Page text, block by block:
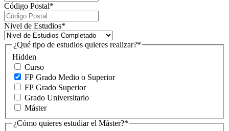
Código Postal*
Nivel de Estudios*
Hidden
¿Qué tipo de estudios quieres realizar?*
Curso
FP Grado Medio o Superior
FP Grado Superior
Grado Universitario
Máster
¿Cómo quieres estudiar el Máster?*